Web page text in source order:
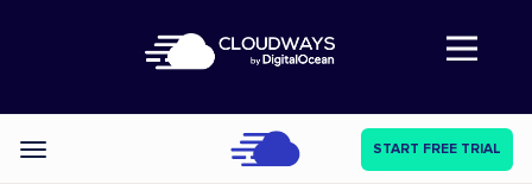
Abre a navegação
Categories START FREE TRIAL